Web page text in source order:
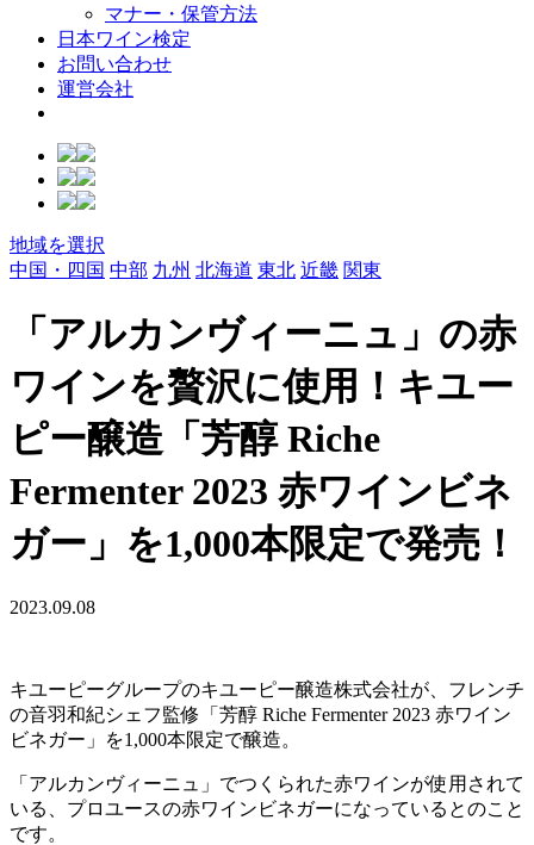
マナー・保管方法
日本ワイン検定
お問い合わせ
運営会社
地域を選択
中国・四国 中部 九州 北海道 東北 近畿 関東
「アルカンヴィーニュ」の赤
ワインを贅沢に使用！キユー
ピー醸造「芳醇 Riche
Fermenter 2023 ⾚ワインビネ
ガー」を1,000本限定で発売！
2023.09.08
キユーピーグループのキユーピー醸造株式会社が、フレンチ
の⾳⽻和紀シェフ監修「芳醇 Riche Fermenter 2023 ⾚ワイン
ビネガー」を1,000本限定で醸造。
「アルカンヴィーニュ」でつくられた赤ワインが使用されて
いる、プロユースの赤ワインビネガーになっているとのこと
です。